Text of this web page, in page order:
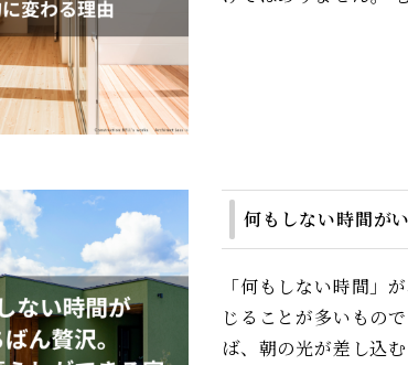
何もしない時間が
「何もしない時間」
じることが多いもの
ば、朝の光が差し込